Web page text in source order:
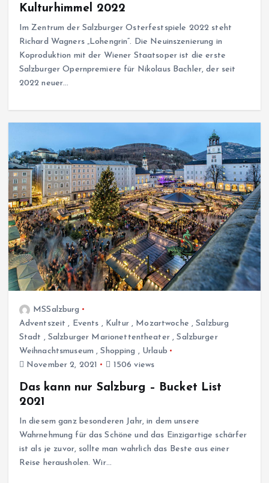
Kulturhimmel 2022
Im Zentrum der Salzburger Osterfestspiele 2022 steht
Richard Wagners „Lohengrin“. Die Neuinszenierung in
Koproduktion mit der Wiener Staatsoper ist die erste
Salzburger Opernpremiere für Nikolaus Bachler, der seit
2022 neuer…
MSSalzburg
Adventszeit , Events , Kultur, Mozartwoche ,Salzburg
Stadt , Salzburger Marionettentheater,Salzburger
Weihnachtsmuseum ,Shopping , Urlaub
November 2, 2021
1506 views
Das kann nur Salzburg – Bucket List
2021
In diesem ganz besonderen Jahr, in dem unsere
Wahrnehmung für das Schöne und das Einzigartige schärfer
ist als je zuvor, sollte man wahrlich das Beste aus einer
Reise herausholen. Wir…